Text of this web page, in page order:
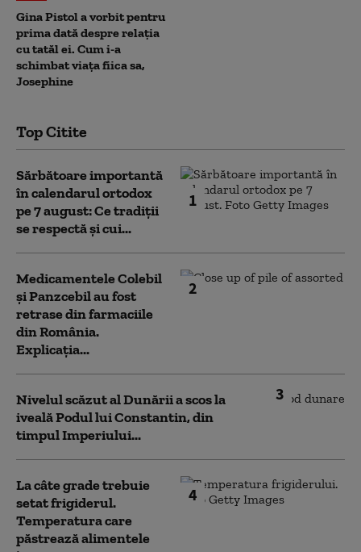
Gina Pistol a vorbit pentru
prima dată despre relația
cu tatăl ei. Cum i-a
schimbat viața fiica sa,
Josephine
Top Citite
1
Sărbătoare importantă
în calendarul ortodox
pe 7 august: Ce tradiții
se respectă și cui...
2
Medicamentele Colebil
și Panzcebil au fost
retrase din farmaciile
din România.
Explicația...
3
Nivelul scăzut al Dunării a scos la
iveală Podul lui Constantin, din
timpul Imperiului...
4
La câte grade trebuie
setat frigiderul.
Temperatura care
păstrează alimentele